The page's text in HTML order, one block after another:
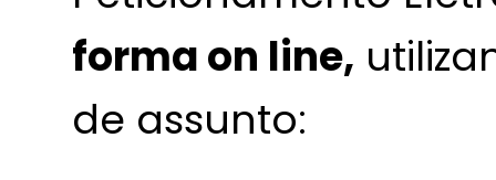
forma on line,
de assunto: